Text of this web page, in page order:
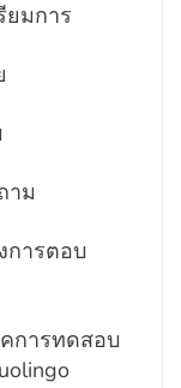
ยมการ
าม
การตอบ
การทดสอบ